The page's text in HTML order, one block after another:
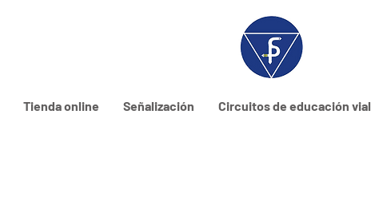
Tienda online Señalización Circuitos de educación vial